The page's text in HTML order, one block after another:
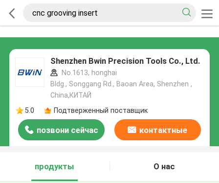
Shenzhen Bwin Precision Tools Co., Ltd.
No.1613, honghai
Bldg., Songgang Rd., Baoan Area, Shenzhen ,
China,КИТАЙ
5.0
Подтверженный поставщик
позвони сейчас контактные
продукты
О нас